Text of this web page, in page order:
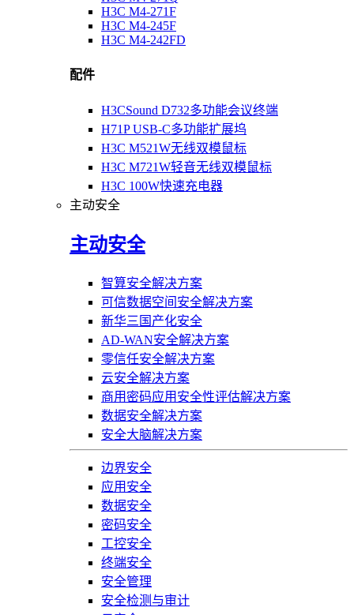
H3C M4-271F
H3C M4-245F
H3C M4-242FD
配件
H3CSound D732多功能会议终端
H71P USB-C多功能扩展坞
H3C M521W无线双模鼠标
H3C M721W轻音无线双模鼠标
H3C 100W快速充电器
主动安全
主动安全
智算安全解决方案
可信数据空间安全解决方案
新华三国产化安全
AD-WAN安全解决方案
零信任安全解决方案
云安全解决方案
商用密码应用安全性评估解决方案
数据安全解决方案
安全大脑解决方案
边界安全
应用安全
数据安全
密码安全
工控安全
终端安全
安全管理
安全检测与审计